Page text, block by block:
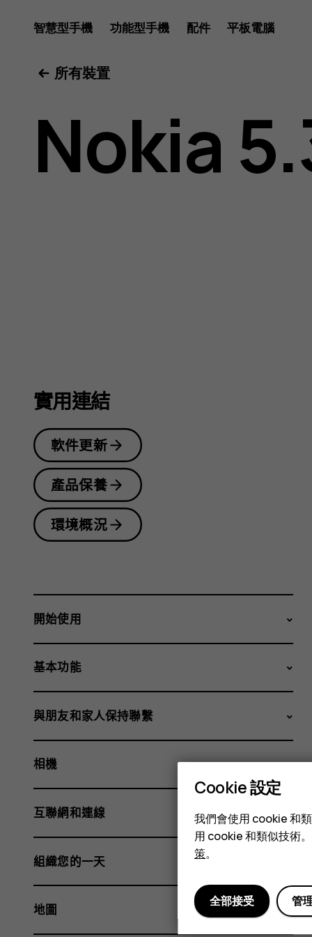
Nokia
5.3
用
南
智慧型手機 功能型手機 配件 平板電腦
所有裝置
Nokia
實用連結
軟件更新
產品保養
環境概況
開始使用
基本功能
與朋友和家人保持聯繫
相機
互聯網和連線
組織您的一天
地圖
Cookie 設定
我們會使用 cookie 和
用 cookie 和類似技術
策。
管
全部接受